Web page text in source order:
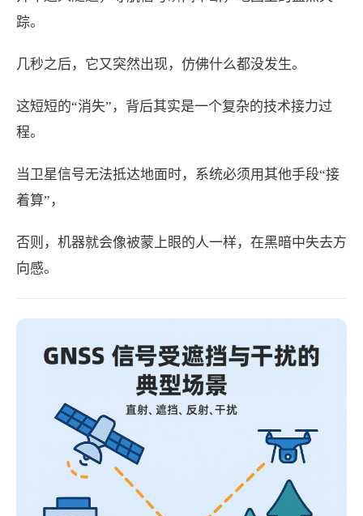
踪。
几秒之后，它又突然出现，仿佛什么都没发生。
这短短的“消失”，背后其实是一个复杂的技术接力过
程。
当卫星信号无法抵达地面时，系统必须用其他手段“接
着算”，
否则，机器就会像被蒙上眼的人一样，在黑暗中失去方
向感。